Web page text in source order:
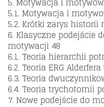
5.1. Motywacja i
5.2. Krótki zarys historii
6. Klasyczne podejście
motywacji 48
6.1. Teoria hierarchii
6.2. Teoria ERG Alderfera
6.3. Teoria
6.4. Teoria trychotomii
7. Nowe podejście do